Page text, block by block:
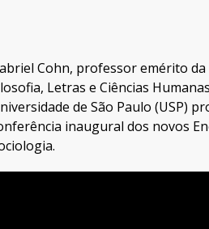
Cohn, professor emérito da
Letras e Ciências
de São Paulo (USP)
inaugural dos novos